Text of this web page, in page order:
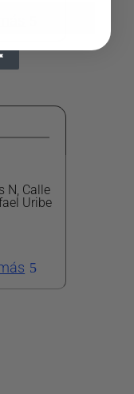
N, Calle
Uribe